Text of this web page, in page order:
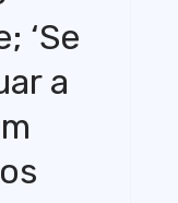
‘Se
a